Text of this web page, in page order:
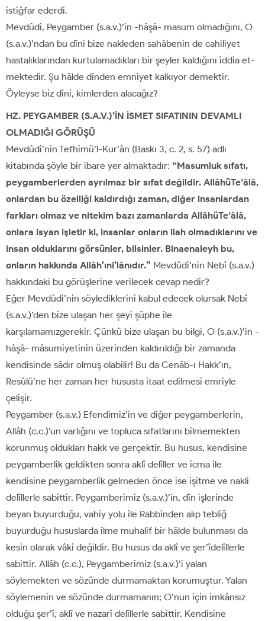
istiğfar ederdi.
Mevdûdi, Peygamber (s.a.v.)’in -hâşâ- masum olmadığını, O
(s.a.v.)’ndan bu dîni bize nakleden sahâbenin de cahiliyet
hastalıklarından kurtulamadıkları bir şeyler kaldığını iddia et-
mektedir. Şu hâlde dînden emniyet kalkıyor demektir.
Öyleyse biz dîni, kimlerden alacağız?
HZ. PEYGAMBER (S.A.V.)’İN İSMET SIFATININ DEVAMLI
OLMADIĞI GÖRÜŞÜ
Mevdûdi’nin Tefhimü’l-Kur’ân (Baskı 3, c. 2, s. 57) adlı
kitabında şöyle bir ibare yer almaktadır: “Masumluk sıfatı,
peygamberlerden ayrılmaz bir sıfat değildir. AllâhüTe‘âlâ,
onlardan bu özelliği kaldırdığı zaman, diğer insanlardan
farkları olmaz ve nitekim bazı zamanlarda AllâhüTe‘âlâ,
onlara isyan işletir ki, insanlar onların ilah olmadıklarını ve
insan olduklarını görsünler, bilsinler. Binaenaleyh bu,
onların hakkında Allâh’ıni’lânıdır.” Mevdûdi’nin Nebî (s.a.v.)
hakkındaki bu görüşlerine verilecek cevap nedir?
Eğer Mevdûdi’nin söylediklerini kabul edecek olursak Nebî
(s.a.v.)’den bize ulaşan her şeyi şüphe ile
karşılamamızgerekir. Çünkü bize ulaşan bu bilgi, O (s.a.v.)’in -
hâşâ- mâsumiyetinin üzerinden kaldırıldığı bir zamanda
kendisinde sâdır olmuş olabilir! Bu da Cenâb-ı Hakk’ın,
Resûlü’ne her zaman her hususta itaat edilmesi emriyle
çelişir.
Peygamber (s.a.v.) Efendimiz’in ve diğer peygamberlerin,
Allâh (c.c.)’un varlığını ve topluca sıfatlarını bilmemekten
korunmuş oldukları hakk ve gerçektir. Bu husus, kendisine
peygamberlik geldikten sonra aklî delîller ve icma ile
kendisine peygamberlik gelmeden önce ise işitme ve nakli
delîllerle sabittir. Peygamberimiz (s.a.v.)’in, dîn işlerinde
beyan buyurduğu, vahiy yolu ile Rabbinden alıp tebliğ
buyurduğu hususlarda ilme muhalif bir hâlde bulunması da
kesin olarak vâki değildir. Bu husus da aklî ve şer’îdelîllerle
sabittir. Allâh (c.c.), Peygamberimiz (s.a.v.)’i yalan
söylemekten ve sözünde durmamaktan korumuştur. Yalan
söylemenin ve sözünde durmamanın; O’nun için imkânsız
olduğu şer’î, aklî ve nazarî delîllerle sabittir. Kendisine